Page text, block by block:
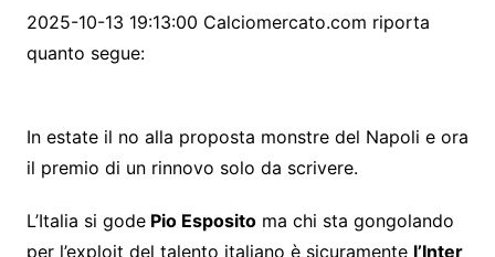
2025-10-13 19:13:00 Calciomercato.com riporta
quanto segue:
In estate il no alla proposta monstre del Napoli e ora
il premio di un rinnovo solo da scrivere.
L’Italia si godePio Espositoma chi sta gongolando
per l’exploit del talento italiano è sicuramente l’Inter